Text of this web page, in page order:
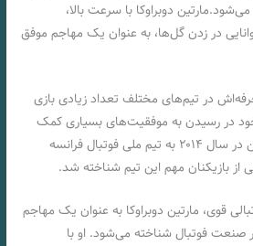
دوبراوکا با سرعت بالا،
در زدن گل‌ها، به عنوان یک مهاجم موفق
در تیم‌های مختلف تعداد زیادی بازی
در رسیدن به موفقیت‌های بسیاری کمک
کند. مارتین دوبراوکا همچنین در سال ۲۰۱۴ به تیم ملی فوتبال فرانسه
از بازیکنان مهم این تیم شناخته شد.
قوی، مارتین دوبراوکا به عنوان یک مهاجم
صنعت فوتبال شناخته می‌شود. او با